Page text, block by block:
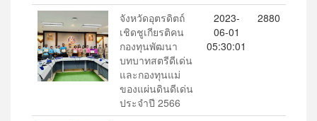
จังหวัดอุตรดิตถ์
เชิดชูเกียรติคน
กองทุนพัฒนา
บทบาทสตรีดีเด่น
และกองทุนแม่
ของแผ่นดินดีเด่น
ประจำปี 2566
2023-
06-01
05:30:01
2880